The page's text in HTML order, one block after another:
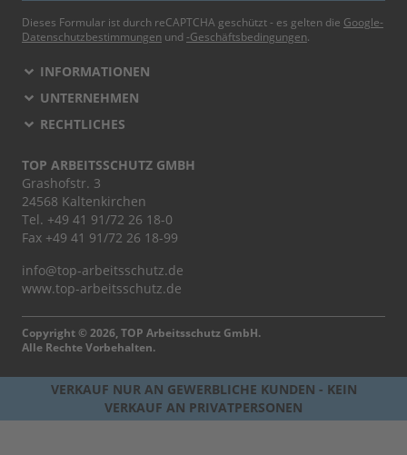
Dieses Formular ist durch reCAPTCHA geschützt - es gelten die Google-
Datenschutzbestimmungen und -Geschäftsbedingungen.
INFORMATIONEN
UNTERNEHMEN
RECHTLICHES
TOP ARBEITSSCHUTZ GMBH
Grashofstr. 3
24568 Kaltenkirchen
Tel. +49 41 91/72 26 18-0
Fax +49 41 91/72 26 18-99
info@top-arbeitsschutz.de
www.top-arbeitsschutz.de
Copyright © 2026, TOP Arbeitsschutz GmbH.
Alle Rechte Vorbehalten.
VERKAUF NUR AN GEWERBLICHE KUNDEN - KEIN
VERKAUF AN PRIVATPERSONEN